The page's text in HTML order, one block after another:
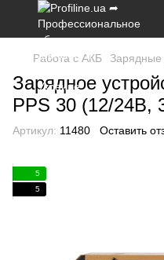
Работа с АКБ Зарядные
Зарядное
PPS 30 (12/24В,
Артикул: 11480 Оставить
5
5